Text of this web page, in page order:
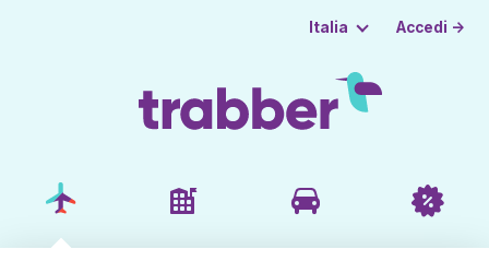
Italia Accedi →